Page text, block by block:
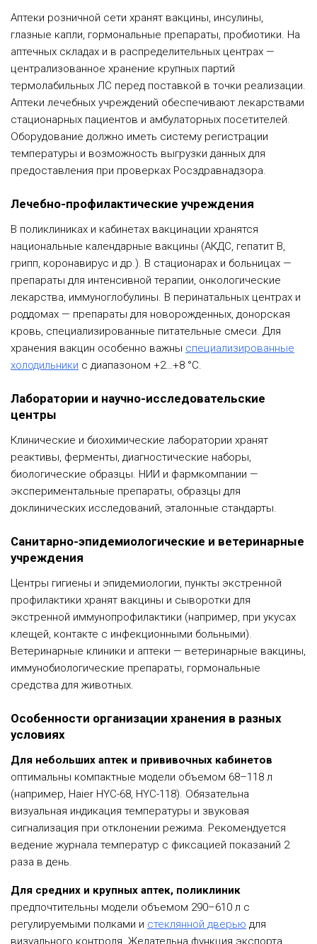
Аптеки розничной сети хранят вакцины, инсулины,
глазные капли, гормональные препараты, пробиотики. На
аптечных складах и в распределительных центрах —
централизованное хранение крупных партий
термолабильных ЛС перед поставкой в точки реализации.
Аптеки лечебных учреждений обеспечивают лекарствами
стационарных пациентов и амбулаторных посетителей.
Оборудование должно иметь систему регистрации
температуры и возможность выгрузки данных для
предоставления при проверках Росздравнадзора.
Лечебно-профилактические учреждения
В поликлиниках и кабинетах вакцинации хранятся
национальные календарные вакцины (АКДС, гепатит В,
грипп, коронавирус и др.). В стационарах и больницах —
препараты для интенсивной терапии, онкологические
лекарства, иммуноглобулины. В перинатальных центрах и
роддомах — препараты для новорожденных, донорская
кровь, специализированные питательные смеси. Для
хранения вакцин особенно важны специализированные
холодильники с диапазоном +2…+8 °C.
Лаборатории и научно-исследовательские
центры
Клинические и биохимические лаборатории хранят
реактивы, ферменты, диагностические наборы,
биологические образцы. НИИ и фармкомпании —
экспериментальные препараты, образцы для
доклинических исследований, эталонные стандарты.
Санитарно-эпидемиологические и ветеринарные
учреждения
Центры гигиены и эпидемиологии, пункты экстренной
профилактики хранят вакцины и сыворотки для
экстренной иммунопрофилактики (например, при укусах
клещей, контакте с инфекционными больными).
Ветеринарные клиники и аптеки — ветеринарные вакцины,
иммунобиологические препараты, гормональные
средства для животных.
Особенности организации хранения в разных
условиях
Для небольших аптек и прививочных кабинетов
оптимальны компактные модели объемом 68–118 л
(например, Haier HYC-68, HYC-118). Обязательна
визуальная индикация температуры и звуковая
сигнализация при отклонении режима. Рекомендуется
ведение журнала температур с фиксацией показаний 2
раза в день.
Для средних и крупных аптек, поликлиник
предпочтительны модели объемом 290–610 л с
регулируемыми полками и стеклянной дверью для
визуального контроля. Желательна функция экспорта